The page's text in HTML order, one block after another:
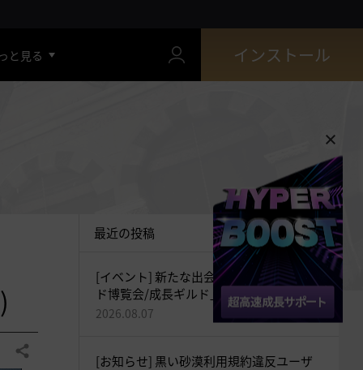
と見る インストール
共有する
最近の投稿
[イベント] 新たな出会いをつなぐ「ギル
ド博覧会/成長ギルド」開催！(追記：
2026-08-07 20:35)
2026.08.07
[お知らせ] 黒い砂漠利用規約違反ユーザ